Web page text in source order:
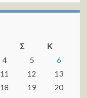
Σ
Κ
4 5
6
11 12
13
18 19
20